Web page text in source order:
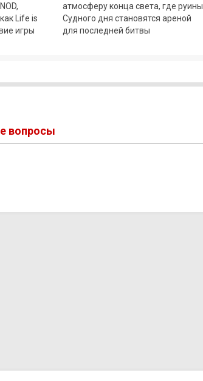
Life is
игры
атмосферу конца света, где руины
Судного дня становятся ареной
для последней битвы
вопросы